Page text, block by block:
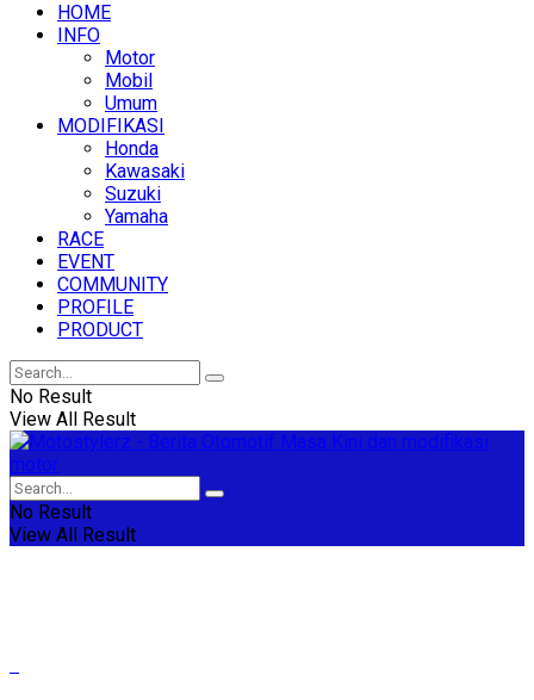
HOME
INFO
Motor
Mobil
Umum
MODIFIKASI
Honda
Kawasaki
Suzuki
Yamaha
RACE
EVENT
COMMUNITY
PROFILE
PRODUCT
No Result
View All Result
No Result
View All Result